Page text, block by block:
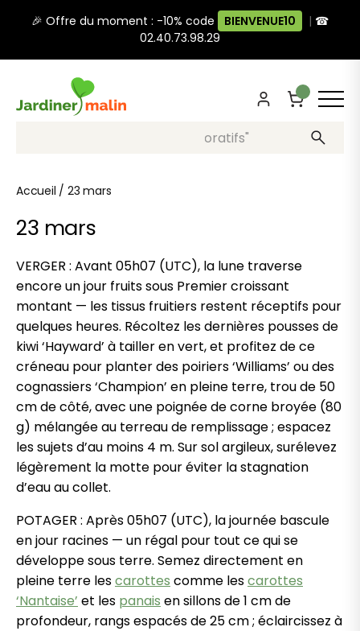
🎉 Offre du moment : -10% code BIENVENUE10 | ☎
02.40.73.98.29
Recherche, ex: "pots décoratifs"
Accueil / 23 mars
23 mars
VERGER : Avant 05h07 (UTC), la lune traverse
encore un jour fruits sous Premier croissant
montant — les tissus fruitiers restent réceptifs pour
quelques heures. Récoltez les dernières pousses de
kiwi ‘Hayward’ à tailler en vert, et profitez de ce
créneau pour planter des poiriers ‘Williams’ ou des
cognassiers ‘Champion’ en pleine terre, trou de 50
cm de côté, avec une poignée de corne broyée (80
g) mélangée au terreau de remplissage ; espacez
les sujets d’au moins 4 m. Sur sol argileux, surélevez
légèrement la motte pour éviter la stagnation
d’eau au collet.
POTAGER : Après 05h07 (UTC), la journée bascule
en jour racines — un régal pour tout ce qui se
développe sous terre. Semez directement en
pleine terre lescarottes comme lescarottes
‘Nantaise’ et les panais en sillons de 1 cm de
profondeur, rangs espacés de 25 cm ; éclaircissez à